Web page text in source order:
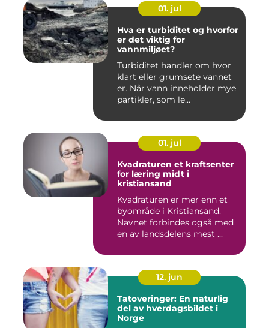
01. jul
Hva er turbiditet og hvorfor
er det viktig for
vannmiljøet?
Turbiditet handler om hvor
klart eller grumsete vannet
er. Når vann inneholder mye
partikler, som le...
01. jul
Kvadraturen et kraftsenter
for læring midt i
kristiansand
Kvadraturen er mer enn et
byområde i Kristiansand.
Navnet forbindes også med
en av landsdelens mest ...
12. jun
Tatoveringer: En naturlig
del av hverdagsbildet i
Norge